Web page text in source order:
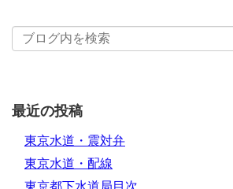
最近の投稿
東京水道・震対弁
東京水道・配線
東京都下水道局目次